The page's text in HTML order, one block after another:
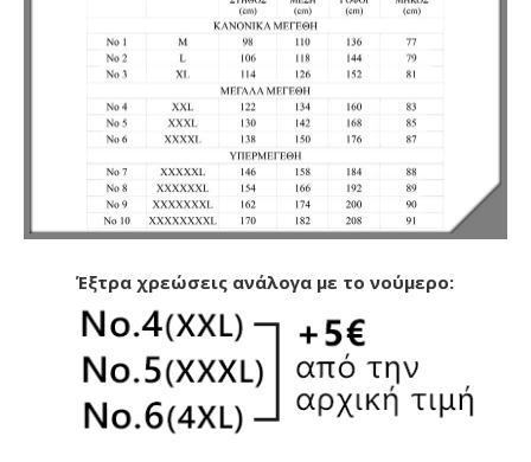
Έξτρα χρεώσεις ανάλογα με το νούμερο: